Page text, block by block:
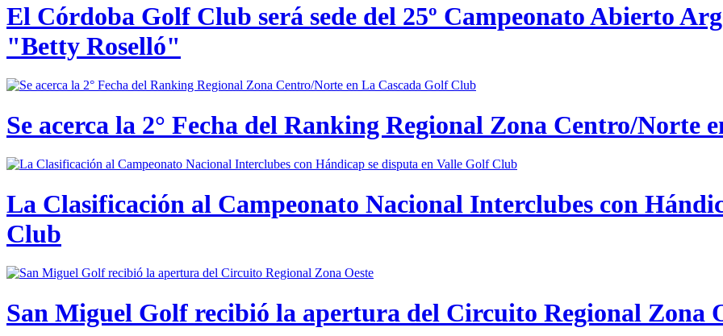
El Córdoba Golf Club será sede del 25º Campeonato Abierto
"Betty Roselló"
Se acerca la 2° Fecha del Ranking Regional Zona Centro/Norte
La Clasificación al Campeonato Nacional Interclubes con
Club
San Miguel Golf recibió la apertura del Circuito Regional Zona